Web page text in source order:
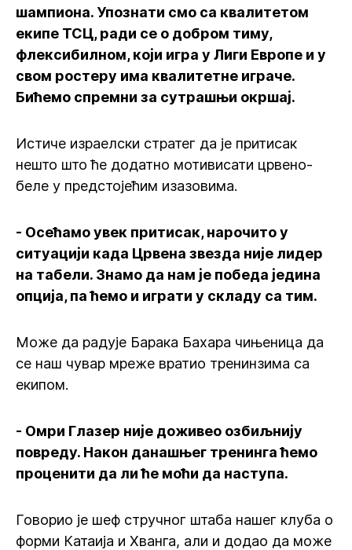
шампиона. Упознати смо са квалитетом
екипе ТСЦ, ради се о добром тиму,
флексибилном, који игра у Лиги Европе и у
свом ростеру има квалитетне играче.
Бићемо спремни за сутрашњи окршај.
Истиче израелски стратег да је притисак
нешто што ће додатно мотивисати црвено-
беле у предстојећим изазовима.
- Осећамо увек притисак, нарочито у
ситуацији када Црвена звезда није лидер
на табели. Знамо да нам је победа једина
опција, па ћемо и играти у складу са тим.
Може да радује Барака Бахара чињеница да
се наш чувар мреже вратио тренинзима са
екипом.
- Омри Глазер није доживео озбиљнију
повреду. Након данашњег тренинга ћемо
проценити да ли ће моћи да наступа.
Говорио је шеф стручног штаба нашег клуба о
форми Катаија и Хванга, али и додао да може